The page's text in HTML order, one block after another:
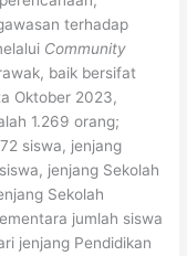
terhadap
Community
baik bersifat
Oktober 2023,
1.269 orang;
siswa, jenjang
jenjang Sekolah
Sekolah
jumlah siswa
jenjang Pendidikan